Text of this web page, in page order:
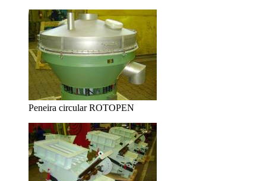
Peneira circular ROTOPEN